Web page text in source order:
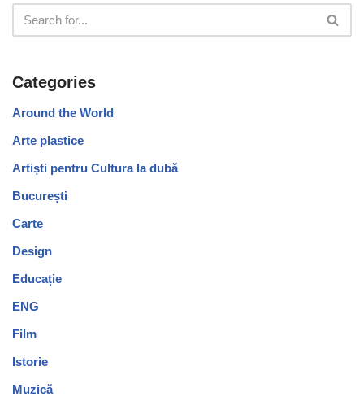
Categories
Around the World
Arte plastice
Artiști pentru Cultura la dubă
București
Carte
Design
Educație
ENG
Film
Istorie
Muzică